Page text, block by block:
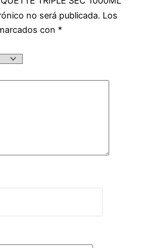
no será publicada. Los
con *